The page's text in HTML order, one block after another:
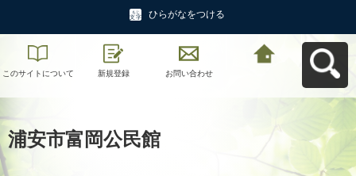
ひらがなをつける
このサイトについて 新規登録 お問い合わせ
浦安市富岡公民館